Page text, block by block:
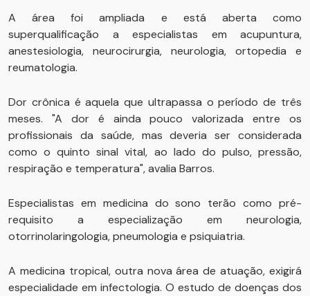
A área foi ampliada e está aberta como
superqualificação a especialistas em acupuntura,
anestesiologia, neurocirurgia, neurologia, ortopedia e
reumatologia.
Dor crônica é aquela que ultrapassa o período de três
meses. "A dor é ainda pouco valorizada entre os
profissionais da saúde, mas deveria ser considerada
como o quinto sinal vital, ao lado do pulso, pressão,
respiração e temperatura", avalia Barros.
Especialistas em medicina do sono terão como pré-
requisito a especialização em neurologia,
otorrinolaringologia, pneumologia e psiquiatria.
A medicina tropical, outra nova área de atuação, exigirá
especialidade em infectologia. O estudo de doenças dos